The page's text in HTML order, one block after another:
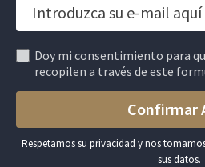
Doy mi consentimiento para
recopilen a través de este
Respetamos su privacidad y nos
sus datos.